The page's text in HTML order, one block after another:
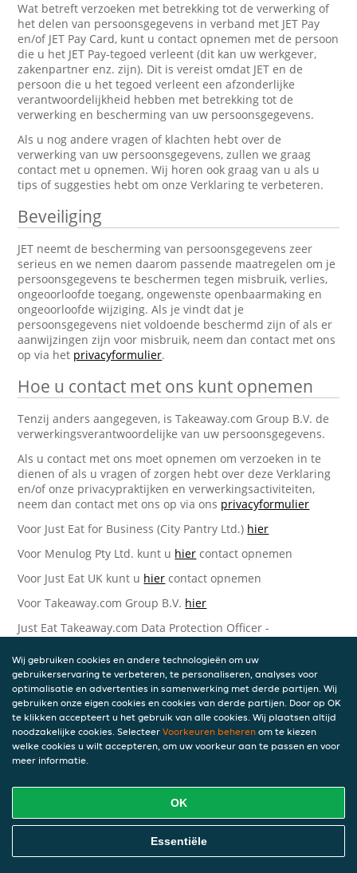
Wat betreft verzoeken met betrekking tot de verwerking of
het delen van persoonsgegevens in verband met JET Pay
en/of JET Pay Card, kunt u contact opnemen met de persoon
die u het JET Pay-tegoed verleent (dit kan uw werkgever,
zakenpartner enz. zijn). Dit is vereist omdat JET en de
persoon die u het tegoed verleent een afzonderlijke
verantwoordelijkheid hebben met betrekking tot de
verwerking en bescherming van uw persoonsgegevens.
Als u nog andere vragen of klachten hebt over de
verwerking van uw persoonsgegevens, zullen we graag
contact met u opnemen. Wij horen ook graag van u als u
tips of suggesties hebt om onze Verklaring te verbeteren.
Beveiliging
JET neemt de bescherming van persoonsgegevens zeer
serieus en we nemen daarom passende maatregelen om je
persoonsgegevens te beschermen tegen misbruik, verlies,
ongeoorloofde toegang, ongewenste openbaarmaking en
ongeoorloofde wijziging. Als je vindt dat je
persoonsgegevens niet voldoende beschermd zijn of als er
aanwijzingen zijn voor misbruik, neem dan contact met ons
op via het privacyformulier.
Hoe u contact met ons kunt opnemen
Tenzij anders aangegeven, is Takeaway.com Group B.V. de
verwerkingsverantwoordelijke van uw persoonsgegevens.
Als u contact met ons moet opnemen om verzoeken in te
dienen of als u vragen of zorgen hebt over deze Verklaring
en/of onze privacypraktijken en verwerkingsactiviteiten,
neem dan contact met ons op via ons privacyformulier
Voor Just Eat for Business (City Pantry Ltd.) hier
Voor Menulog Pty Ltd. kunt u hier contact opnemen
Voor Just Eat UK kunt u hier contact opnemen
Voor Takeaway.com Group B.V. hier
Just Eat Takeaway.com Data Protection Officer -
Piet Heinkade 61
1019 GM Amsterdam
Nederland
Bijgewerkte versies van deze
Privacyverklaring
Wij kunnen deze Verklaring van tijd tot tijd bijwerken als
reactie op veranderende juridische, technische of zakelijke
ontwikkelingen. Wanneer wij onze Privacyverklaring
bijwerken, zullen wij passende maatregelen nemen om u
op de hoogte te brengen, in overeenstemming met het
Wij gebruiken cookies en andere technologieën om uw
gebruikerservaring te verbeteren, te personaliseren, analyses voor
optimalisatie en advertenties in samenwerking met derde partijen. Wij
gebruiken onze eigen cookies en cookies van derde partijen. Door op OK
te klikken accepteert u het gebruik van alle cookies. Wij plaatsen altijd
noodzakelijke cookies. Selecteer Voorkeuren beheren om te kiezen
welke cookies u wilt accepteren, om uw voorkeur aan te passen en voor
meer informatie.
OK
Essentiële